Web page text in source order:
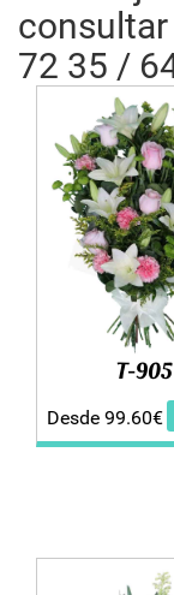
72 35 /
T-905
Desde 99.60€